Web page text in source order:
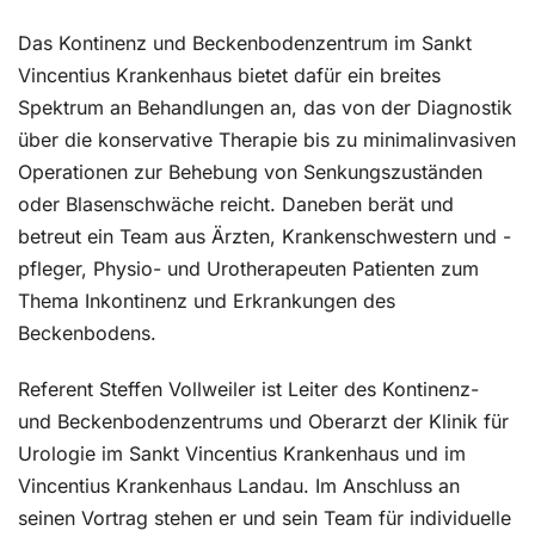
Das Kontinenz und Beckenbodenzentrum im Sankt
Vincentius Krankenhaus bietet dafür ein breites
Spektrum an Behandlungen an, das von der Diagnostik
über die konservative Therapie bis zu minimalinvasiven
Operationen zur Behebung von Senkungszuständen
oder Blasenschwäche reicht. Daneben berät und
betreut ein Team aus Ärzten, Krankenschwestern und -
pfleger, Physio- und Urotherapeuten Patienten zum
Thema Inkontinenz und Erkrankungen des
Beckenbodens.
Referent Steffen Vollweiler ist Leiter des Kontinenz-
und Beckenbodenzentrums und Oberarzt der Klinik für
Urologie im Sankt Vincentius Krankenhaus und im
Vincentius Krankenhaus Landau. Im Anschluss an
seinen Vortrag stehen er und sein Team für individuelle